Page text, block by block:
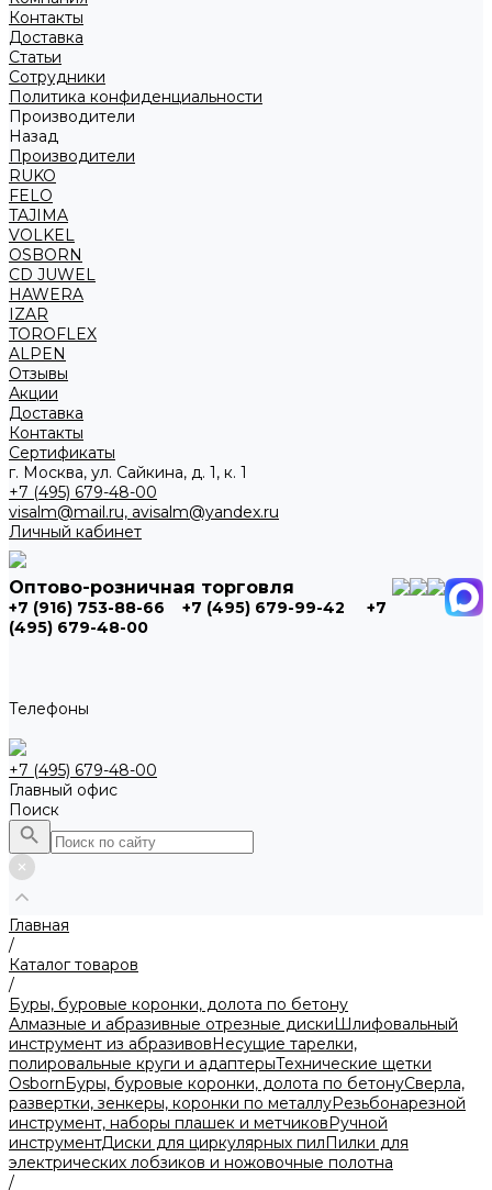
Контакты
Доставка
Статьи
Сотрудники
Политика конфиденциальности
Производители
Назад
Производители
RUKO
FELO
TAJIMA
VOLKEL
OSBORN
CD JUWEL
HAWERA
IZAR
TOROFLEX
ALPEN
Отзывы
Акции
Доставка
Контакты
Сертификаты
г. Москва, ул. Сайкина, д. 1, к. 1
+7 (495) 679-48-00
visalm@mail.ru, avisalm@yandex.ru
Личный кабинет
Оптово-розничная торговля
+7 (916) 753-88-66 +7 (495) 679-99-42
+7
(495) 679-48-00
Телефоны
+7 (495) 679-48-00
Главный офис
Поиск
Главная
/
Каталог товаров
/
Буры, буровые коронки, долота по бетону
Алмазные и абразивные отрезные дискиШлифовальный
инструмент из абразивовНесущие тарелки,
полировальные круги и адаптерыТехнические щетки
OsbornБуры, буровые коронки, долота по бетонуСверла,
развертки, зенкеры, коронки по металлуРезьбонарезной
инструмент, наборы плашек и метчиковРучной
инструментДиски для циркулярных пилПилки для
электрических лобзиков и ножовочные полотна
/